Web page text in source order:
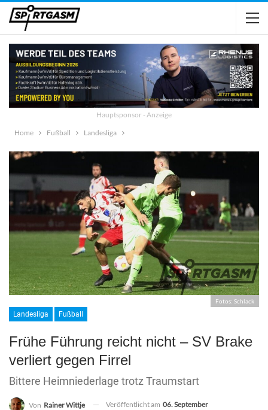
Hauptsponsor - Anzeige
Home
Fußball Landesliga
Fotos: Schlack
Landesliga Fußball
Frühe Führung reicht nicht – SV Brake
verliert gegen Firrel
Bittere Heimniederlage trotz Traumstart
Von Rainer Wittje Veröffentlicht am 06. September